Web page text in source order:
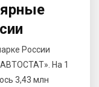
России
На 1
3,43 млн